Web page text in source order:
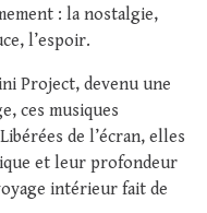
: la nostalgie,
l’espoir.
Project, devenu une
ces musiques
de l’écran, elles
et leur profondeur
intérieur fait de